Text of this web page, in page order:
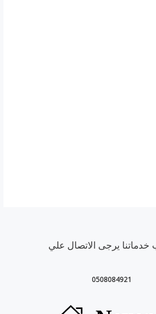
يرجى الاتصال علي
0508084921